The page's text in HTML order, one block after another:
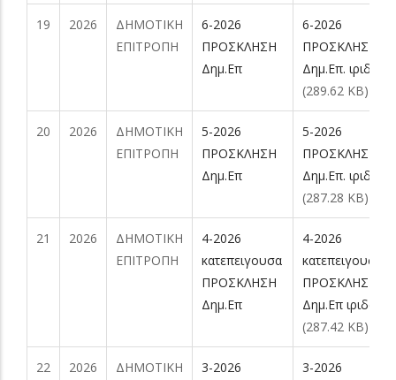
19 2026
ΔΗΜΟΤΙΚΗ
ΕΠΙΤΡΟΠΗ
6-2026
ΠΡΟΣΚΛΗΣΗ
Δημ.Επ
6-2026
ΠΡΟΣΚΛΗΣΗ
Δημ.Επ.
(289.62 KB)
20 2026
ΔΗΜΟΤΙΚΗ
ΕΠΙΤΡΟΠΗ
5-2026
ΠΡΟΣΚΛΗΣΗ
Δημ.Επ
5-2026
ΠΡΟΣΚΛΗΣΗ
Δημ.Επ.
(287.28 KB)
21 2026
ΔΗΜΟΤΙΚΗ
ΕΠΙΤΡΟΠΗ
4-2026
κατεπειγουσα
ΠΡΟΣΚΛΗΣΗ
Δημ.Επ
4-2026
κατεπειγουσα
ΠΡΟΣΚΛΗΣΗ
Δημ.Επ ιριδα.pdf
(287.42 KB)
22 2026
ΔΗΜΟΤΙΚΗ
3-2026
3-2026